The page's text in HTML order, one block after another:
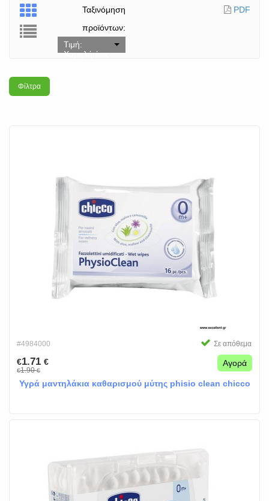
Ταξινόμηση
προϊόντων:
Τιμή:
Χαμηλή έως
Φίλτρα
PDF
#4984000 Σε απόθεμα
€1.71 €
€1.90€
Αγορά
Υγρά μαντηλάκια καθαρισμού μύτης phisio clean chicco